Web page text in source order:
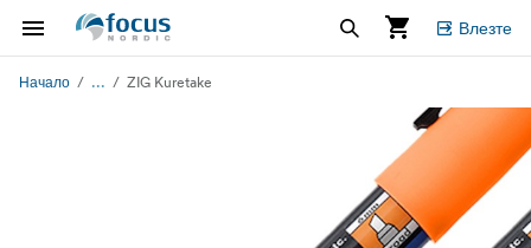
Влезте
Начало ... ZIG Kuretake